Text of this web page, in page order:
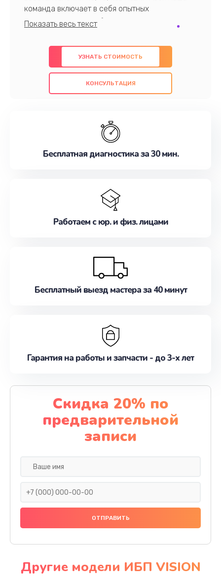
команда включает в себя опытных
профессионалов с обширными знаниями и
предлагаем быстрый и качественный ремонт с
использованием оригинальных компонентов, а
также гарантируем качество всех
проведенных работ. Наша цель - предоставить
наилучшим образом. Не медлите записаться на
УЗНАТЬ СТОИМОСТЬ
КОНСУЛЬТАЦИЯ
Бесплатная диагностика за 30 мин.
Работаем с юр. и физ. лицами
Бесплатный выезд мастера за 40 минут
Гарантия на работы и запчасти - до 3-х лет
Скидка 20% по
предварительной
записи
Другие модели ИБП VISION